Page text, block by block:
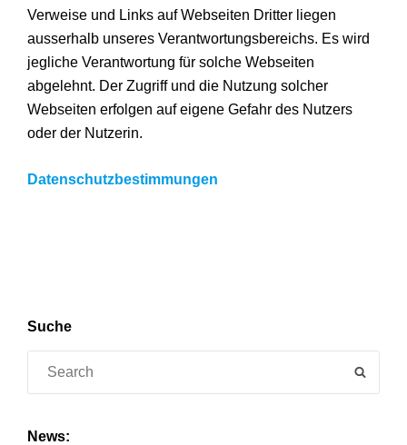
Verweise und Links auf Webseiten Dritter liegen
ausserhalb unseres Verantwortungsbereichs. Es wird
jegliche Verantwortung für solche Webseiten
abgelehnt. Der Zugriff und die Nutzung solcher
Webseiten erfolgen auf eigene Gefahr des Nutzers
oder der Nutzerin.
Datenschutzbestimmungen
Suche
News: